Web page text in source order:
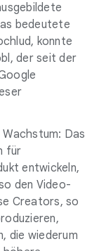
bedeutete
konnte
der seit der
Das
für
entwickeln,
den Video-
Creators, so
die wiederum